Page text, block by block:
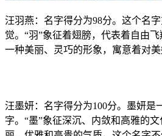
汪羽燕：名字得分为98分。这个名
觉。“羽”象征着翅膀，代表着自由
一种美丽、灵巧的形象，寓意着对美
汪墨妍：名字得分为100分。墨妍是
字。“墨”象征深沉、内敛和高雅的